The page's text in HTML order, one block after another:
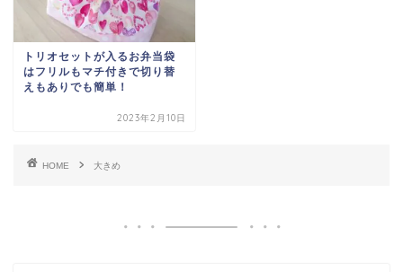
トリオセットが入るお弁当袋
はフリルもマチ付きで切り替
えもありでも簡単！
2023年2月10日
HOME 大きめ